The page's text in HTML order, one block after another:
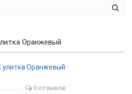
Оранжевый
0 отзывов